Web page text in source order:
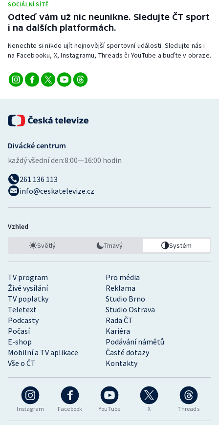
Triatlon
Veslování
Volejbal
SOCIÁLNÍ SÍTĚ
Odteď vám už nic neunikne. Sledujte ČT sport
i na dalších platformách.
Nenechte si nikde ujít nejnovější sportovní události. Sledujte nás i
na Facebooku, X, Instagramu, Threads či YouTube a buďte v obraze.
Instagram Facebook YouTube X Threads
TV program
Pro média
Živé vysílání
Reklama
TV poplatky
Studio Brno
Teletext
Studio Ostrava
Podcasty
Rada ČT
Počasí
Kariéra
E-shop
Podávání námětů
Mobilní a TV aplikace
Časté dotazy
Vše o ČT
Kontakty
Divácké centrum
každý všední den:8:00—16:00 hodin
261 136 113
info@ceskatelevize.cz
Vzhled
Světlý Tmavý Systém